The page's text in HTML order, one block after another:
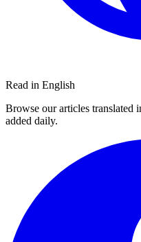
Read in English
Browse our articles translated
added daily.